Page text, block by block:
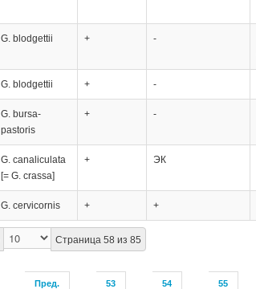
Страница 58 из 85
Пред. 53 54 55
G. blodgettii + -
G. blodgettii + -
G. bursa-
pastoris
+ -
G. canaliculata
[= G. crassa]
+ ЭК
G. cervicornis + +